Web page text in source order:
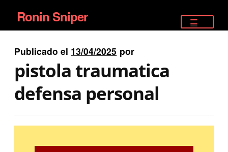
Ir
a
la
navegación
Ir
al
contenido
Ronin Sniper
EQUIPAMIENTO ÉLITE
PISTOLAS
Publicado el 13/04/2025 por
pistola traumatica
defensa personal